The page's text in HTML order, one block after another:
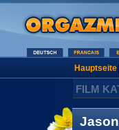
Hauptseite|
FILM